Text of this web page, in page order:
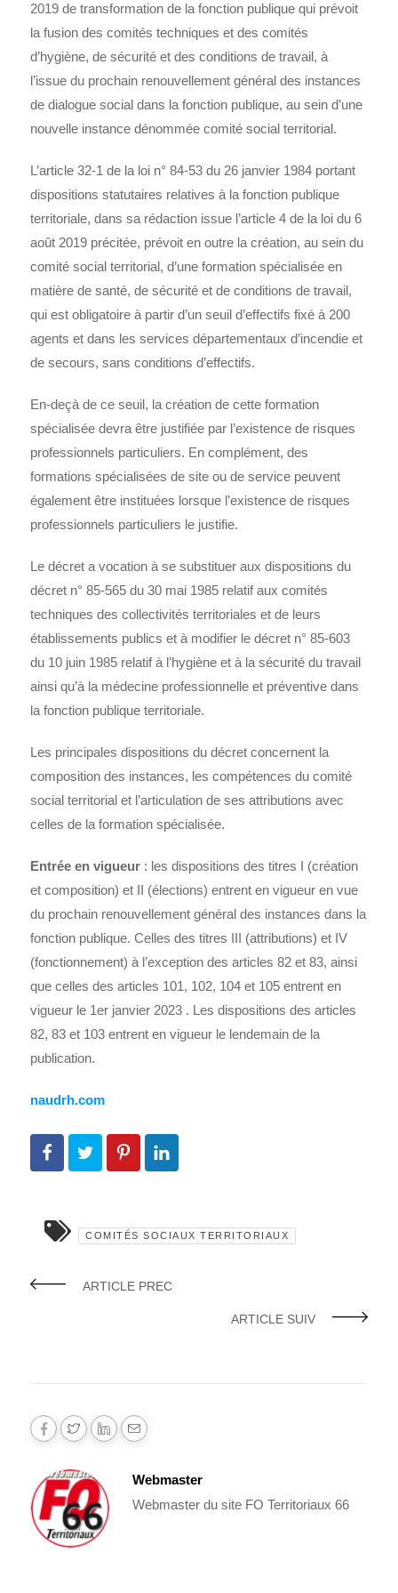
2019 de transformation de la fonction publique qui prévoit
la fusion des comités techniques et des comités
d’hygiène, de sécurité et des conditions de travail, à
l’issue du prochain renouvellement général des instances
de dialogue social dans la fonction publique, au sein d’une
nouvelle instance dénommée comité social territorial.
L’article 32-1 de la loi n° 84-53 du 26 janvier 1984 portant
dispositions statutaires relatives à la fonction publique
territoriale, dans sa rédaction issue l’article 4 de la loi du 6
août 2019 précitée, prévoit en outre la création, au sein du
comité social territorial, d’une formation spécialisée en
matière de santé, de sécurité et de conditions de travail,
qui est obligatoire à partir d’un seuil d’effectifs fixé à 200
agents et dans les services départementaux d’incendie et
de secours, sans conditions d’effectifs.
En-deçà de ce seuil, la création de cette formation
spécialisée devra être justifiée par l’existence de risques
professionnels particuliers. En complément, des
formations spécialisées de site ou de service peuvent
également être instituées lorsque l’existence de risques
professionnels particuliers le justifie.
Le décret a vocation à se substituer aux dispositions du
décret n° 85-565 du 30 mai 1985 relatif aux comités
techniques des collectivités territoriales et de leurs
établissements publics et à modifier le décret n° 85-603
du 10 juin 1985 relatif à l’hygiène et à la sécurité du travail
ainsi qu’à la médecine professionnelle et préventive dans
la fonction publique territoriale.
Les principales dispositions du décret concernent la
composition des instances, les compétences du comité
social territorial et l’articulation de ses attributions avec
celles de la formation spécialisée.
Entrée en vigueur : les dispositions des titres I (création
et composition) et II (élections) entrent en vigueur en vue
du prochain renouvellement général des instances dans la
fonction publique. Celles des titres III (attributions) et IV
(fonctionnement) à l’exception des articles 82 et 83, ainsi
que celles des articles 101, 102, 104 et 105 entrent en
vigueur le 1er janvier 2023 . Les dispositions des articles
82, 83 et 103 entrent en vigueur le lendemain de la
publication.
naudrh.com
COMITÉS SOCIAUX TERRITORIAUX
ARTICLE PREC
ARTICLE SUIV
Webmaster
Webmaster du site FO Territoriaux 66